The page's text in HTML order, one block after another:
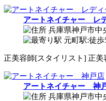
アートネイチャー レ
兵庫県神戸市中
元町駅:徒
正美容師[スタイリスト] 正美
アートネイチャー 神
兵庫県神戸市中